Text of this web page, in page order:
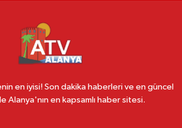
en iyisi! Son dakika haberleri ve en güncel
Alanya'nın en kapsamlı haber sitesi.